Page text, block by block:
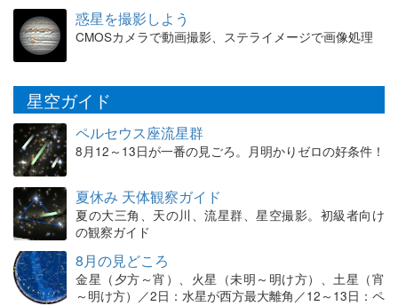
惑星を撮影しよう
CMOSカメラで動画撮影、ステライメージで画像処理
星空ガイド
ペルセウス座流星群
8月12～13日が一番の見ごろ。月明かりゼロの好条件！
夏休み 天体観察ガイド
夏の大三角、天の川、流星群、星空撮影。初級者向け
の観察ガイド
8月の見どころ
金星（夕方～宵）、火星（未明～明け方）、土星（宵
～明け方）／2日：水星が西方最大離角／12～13日：ペ